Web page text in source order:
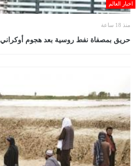
اخبار العالم
منذ 18 ساعة
حريق بمصفاة نفط روسية بعد هجوم أوكراني